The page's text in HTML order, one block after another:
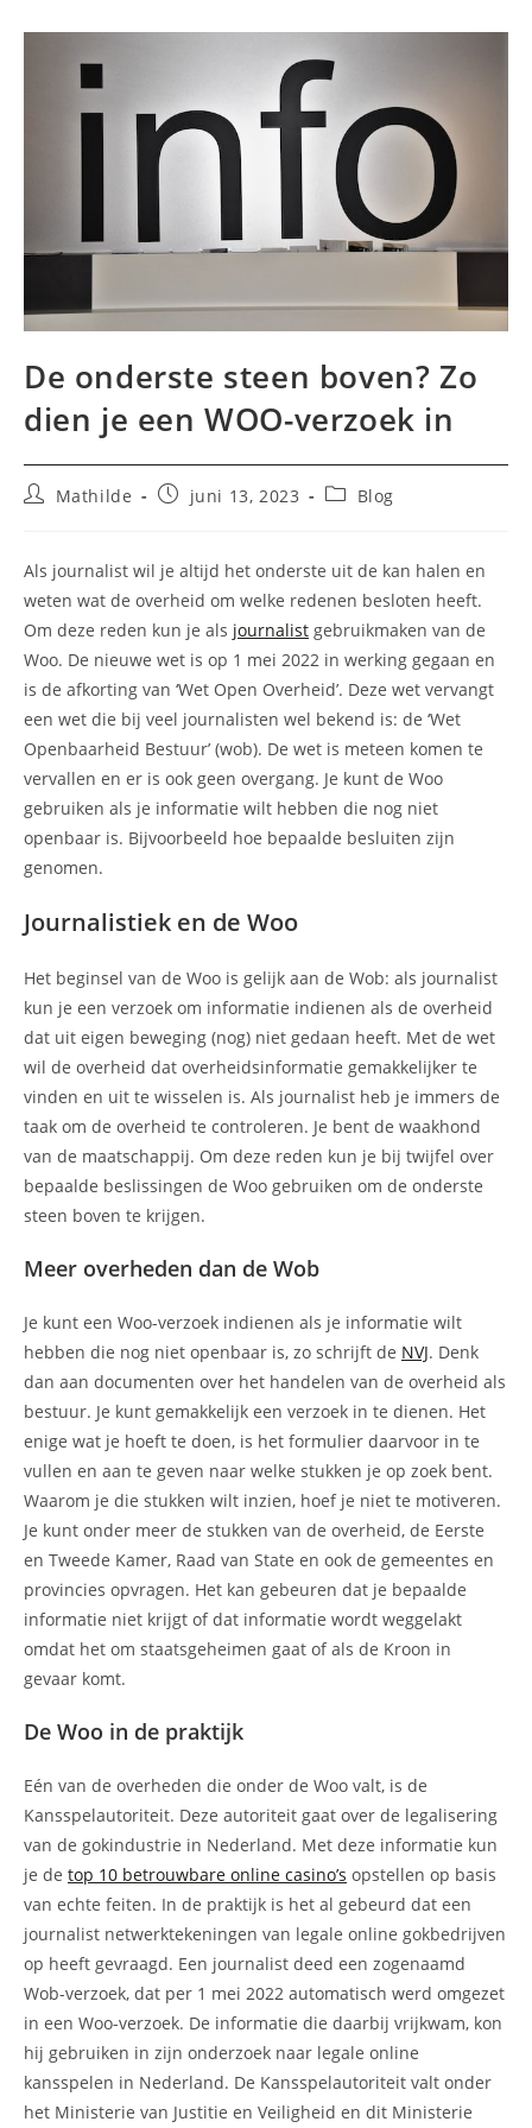
De onderste steen boven? Zo
dien je een WOO-verzoek in
BerichtMathilde
Berichtjuni 13, 2023 Berichtcategorie:
Blog
Als journalist wil je altijd het onderste uit de kan halen en
weten wat de overheid om welke redenen besloten heeft.
Om deze reden kun je als journalist gebruikmaken van de
Woo. De nieuwe wet is op 1 mei 2022 in werking gegaan en
is de afkorting van ‘Wet Open Overheid’. Deze wet vervangt
een wet die bij veel journalisten wel bekend is: de ‘Wet
Openbaarheid Bestuur’ (wob). De wet is meteen komen te
vervallen en er is ook geen overgang. Je kunt de Woo
gebruiken als je informatie wilt hebben die nog niet
openbaar is. Bijvoorbeeld hoe bepaalde besluiten zijn
genomen.
Journalistiek en de Woo
Het beginsel van de Woo is gelijk aan de Wob: als journalist
kun je een verzoek om informatie indienen als de overheid
dat uit eigen beweging (nog) niet gedaan heeft. Met de wet
wil de overheid dat overheidsinformatie gemakkelijker te
vinden en uit te wisselen is. Als journalist heb je immers de
taak om de overheid te controleren. Je bent de waakhond
van de maatschappij. Om deze reden kun je bij twijfel over
bepaalde beslissingen de Woo gebruiken om de onderste
steen boven te krijgen.
Meer overheden dan de Wob
Je kunt een Woo-verzoek indienen als je informatie wilt
hebben die nog niet openbaar is, zo schrijft de NVJ. Denk
dan aan documenten over het handelen van de overheid als
bestuur. Je kunt gemakkelijk een verzoek in te dienen. Het
enige wat je hoeft te doen, is het formulier daarvoor in te
vullen en aan te geven naar welke stukken je op zoek bent.
Waarom je die stukken wilt inzien, hoef je niet te motiveren.
Je kunt onder meer de stukken van de overheid, de Eerste
en Tweede Kamer, Raad van State en ook de gemeentes en
provincies opvragen. Het kan gebeuren dat je bepaalde
informatie niet krijgt of dat informatie wordt weggelakt
omdat het om staatsgeheimen gaat of als de Kroon in
gevaar komt.
De Woo in de praktijk
Eén van de overheden die onder de Woo valt, is de
Kansspelautoriteit. Deze autoriteit gaat over de legalisering
van de gokindustrie in Nederland. Met deze informatie kun
je de top 10 betrouwbare online casino’s opstellen op basis
van echte feiten. In de praktijk is het al gebeurd dat een
journalist netwerktekeningen van legale online gokbedrijven
op heeft gevraagd. Een journalist deed een zogenaamd
Wob-verzoek, dat per 1 mei 2022 automatisch werd omgezet
in een Woo-verzoek. De informatie die daarbij vrijkwam, kon
hij gebruiken in zijn onderzoek naar legale online
kansspelen in Nederland. De Kansspelautoriteit valt onder
het Ministerie van Justitie en Veiligheid en dit Ministerie